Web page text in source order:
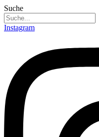
Suche
Instagram